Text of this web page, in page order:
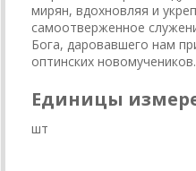
мирян, вдохновляя и
самоотверженное
Бога, даровавшего нам
оптинских новомучеников.
Единицы
шт